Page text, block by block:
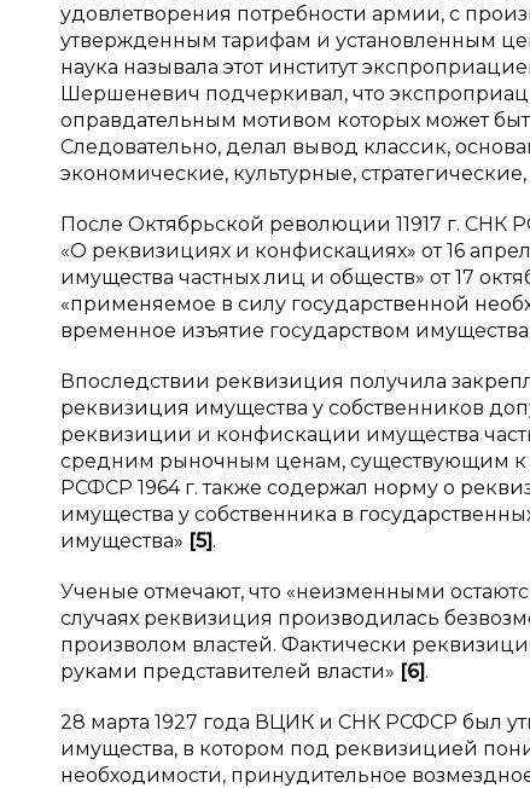
удовлетворения потребности армии, с
утвержденным тарифам и установленным
наука называла этот институт
Шершеневич подчеркивал, что
оправдательным мотивом которых может
Следовательно, делал вывод классик,
экономические, культурные,
После Октябрьской революции 11917 г.
«О реквизициях и конфискациях» от 16
имущества частных лиц и обществ» от 17
«применяемое в силу государственной
временное изъятие государством
Впоследствии реквизиция получила
реквизиция имущества у собственников
реквизиции и конфискации имущества
средним рыночным ценам, существующим к
РСФСР 1964 г. также содержал норму о
имущества у собственника в
имущества» [5].
Ученые отмечают, что «неизменными
случаях реквизиция производилась
произволом властей. Фактически
руками представителей власти» [6].
28 марта 1927 года ВЦИК и СНК РСФСР был
имущества, в котором под реквизицией
необходимости, принудительное